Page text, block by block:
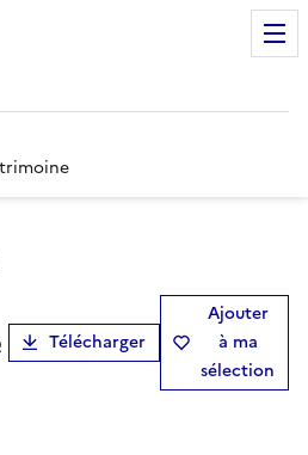
Télécharger
Ajouter
à ma
sélection